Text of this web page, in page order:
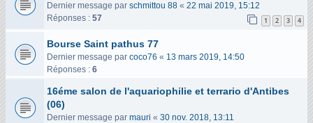
Dernier message par schmittou 88 « 22 mai 2019, 15:12
Réponses : 57 1 2 3 4
Bourse Saint pathus 77
Dernier message par coco76 « 13 mars 2019, 14:50
Réponses : 6
16éme salon de l'aquariophilie et terrario d'Antibes
(06)
Dernier message par mauri « 30 nov. 2018, 13:11